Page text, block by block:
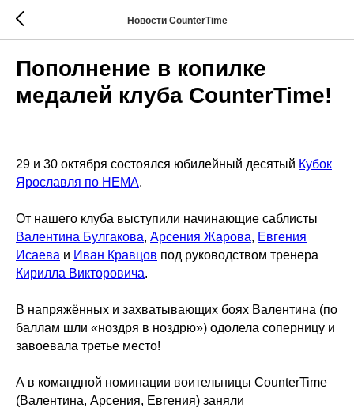
Новости CounterTime
Пополнение в копилке
медалей клуба CounterTime!
29 и 30 октября состоялся юбилейный десятый Кубок
Ярославля по HEMA.
От нашего клуба выступили начинающие саблисты
Валентина Булгакова, Арсения Жарова, Евгения
Исаева и Иван Кравцов под руководством тренера
Кирилла Викторовича.
В напряжённых и захватывающих боях Валентина (по
баллам шли «ноздря в ноздрю») одолела соперницу и
завоевала третье место!
А в командной номинации воительницы CounterTime
(Валентина, Арсения, Евгения) заняли